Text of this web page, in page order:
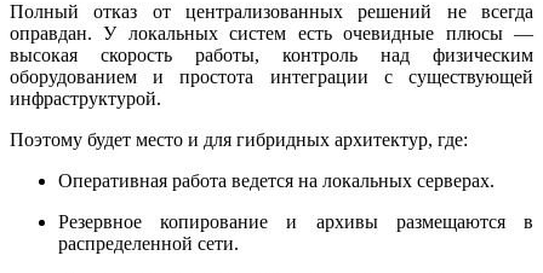
Полный отказ от централизованных решений не всегда
оправдан. У локальных систем есть очевидные плюсы —
высокая скорость работы, контроль над физическим
оборудованием и простота интеграции с существующей
инфраструктурой.
Поэтому будет место и для гибридных архитектур, где:
Оперативная работа ведется на локальных серверах.
Резервное копирование и архивы размещаются в
распределенной сети.